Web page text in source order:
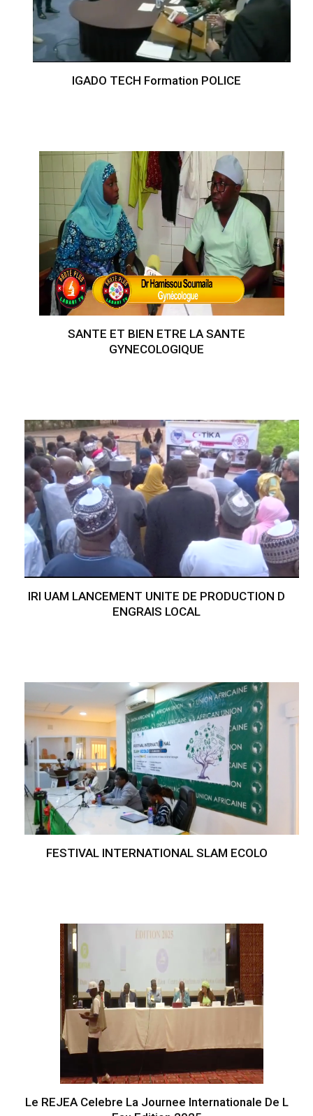
IGADO TECH Formation POLICE
SANTE ET BIEN ETRE LA SANTE
GYNECOLOGIQUE
IRI UAM LANCEMENT UNITE DE PRODUCTION D
ENGRAIS LOCAL
FESTIVAL INTERNATIONAL SLAM ECOLO
Le REJEA Celebre La Journee Internationale De L